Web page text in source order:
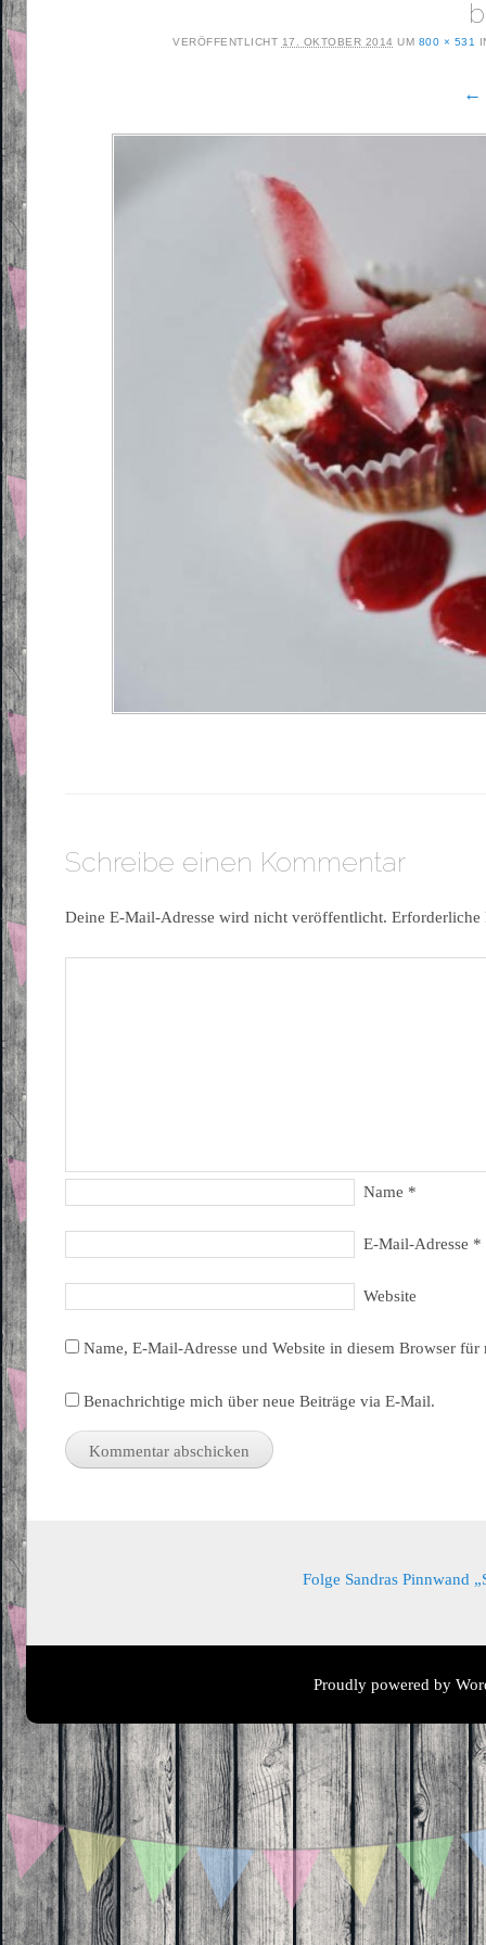
VERÖFFENTLICHT 17. OKTOBER 2014 UM 800 × 531
←
Schreibe einen Kommentar
Deine E-Mail-Adresse wird nicht veröffentlicht.
Name *
E-Mail-Adresse *
Website
Name, E-Mail-Adresse und Website in diesem Browser
Benachrichtige mich über neue Beiträge via E-Mail.
Folge Sandras Pinnwand
Proudly powered by